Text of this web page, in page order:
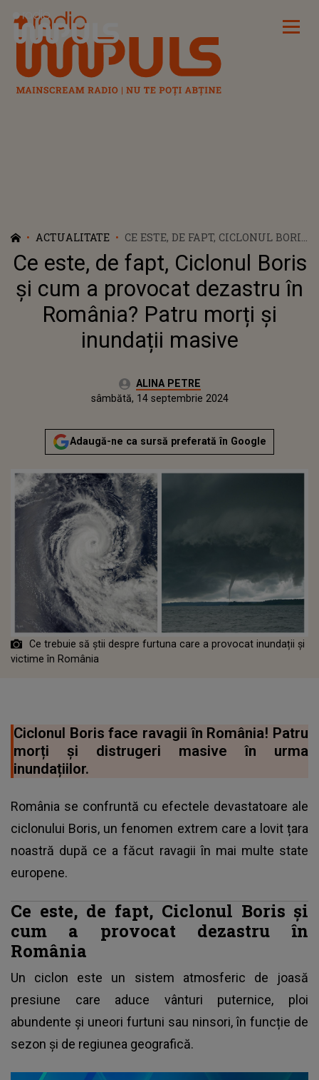
Radio Impuls
ACTUALITATE
CE ESTE, DE FAPT, CICLONUL BORIS
ȘI CUM A PROVOCAT DEZASTRU ÎN
ROMÂNIA? PATRU MORȚI ȘI
INUNDAȚII MASIVE
Ce este, de fapt, Ciclonul Boris
și cum a provocat dezastru în
România? Patru morți și
inundații masive
Autor:ALINA PETRE
Publicat:
sâmbătă, 14 septembrie 2024
Adaugă-ne ca sursă preferată în Google
Ce trebuie să știi despre furtuna care a provocat inundații și
victime în România
Ciclonul Boris face ravagii în România! Patru
morți și distrugeri masive în urma
inundațiilor.
România se confruntă cu efectele devastatoare ale
ciclonului Boris, un fenomen extrem care a lovit țara
noastră după ce a făcut ravagii în mai multe state
europene.
Ce este, de fapt, Ciclonul Boris și
cum a provocat dezastru în
România
Un ciclon este un sistem atmosferic de joasă
presiune care aduce vânturi puternice, ploi
abundente și uneori furtuni sau ninsori, în funcție de
sezon și de regiunea geografică.